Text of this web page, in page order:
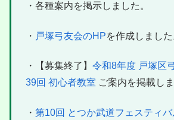
・各種案内を掲示しました。
・ 戸塚弓友会のHPを作成しました
・【募集終了】 令和8年度 戸塚区
39回 初心者教室 ご案内を掲載しま
・ 第10回 とつか武道フェスティバ